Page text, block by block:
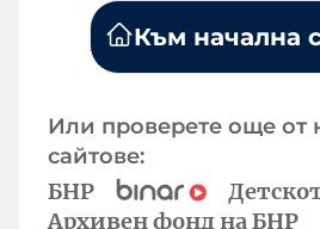
Към начална
Или проверете още от
сайтове:
БНР
Архивен фонд на БНР